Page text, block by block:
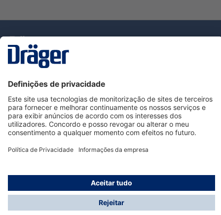
Serviço de Apoio ao Cliente Dräger
Utilização da loja
Informações
© Dräger Portugal, Lda, 2024
* Todos os preços excl. IVA mais
possíveis taxas de entrega, se não for indicado o